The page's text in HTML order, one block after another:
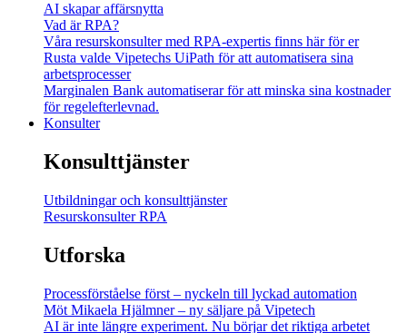
AI skapar affärsnytta
Vad är RPA?
Våra resurskonsulter med RPA-expertis finns här för er
Rusta valde Vipetechs UiPath för att automatisera sina
arbetsprocesser
Marginalen Bank automatiserar för att minska sina kostnader
för regelefterlevnad.
Konsulter
Konsulttjänster
Utbildningar och konsulttjänster
Resurskonsulter RPA
Utforska
Processförståelse först – nyckeln till lyckad automation
Möt Mikaela Hjälmner – ny säljare på Vipetech
AI är inte längre experiment. Nu börjar det riktiga arbetet